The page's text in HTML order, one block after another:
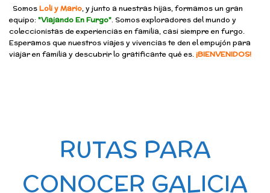
SomosLoli y Mario, y junto a nuestras hijas, formamos un gran
equipo:"Viajando En Furgo". Somos exploradores del mundo y
coleccionistas de experiencias en familia, casi siempre en furgo.
Esperamos que nuestros viajes y vivencias te den el empujón para
viajar en familia y descubrir lo gratificante qué es.¡BIENVENIDOS!
RUTAS PARA
CONOCER GALICIA